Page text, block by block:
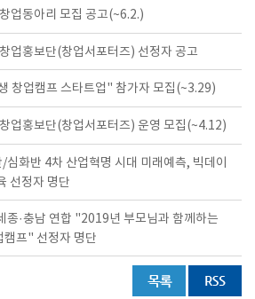
업동아리 모집 공고(~6.2.)
업홍보단(창업서포터즈) 선정자 공고
창업캠프 스타트업" 참가자 모집(~3.29)
업홍보단(창업서포터즈) 운영 모집(~4.12)
심화반 4차 산업혁명 시대 미래예측, 빅데이
선정자 명단
종·충남 연합 "2019년 부모님과 함께하는
캠프" 선정자 명단